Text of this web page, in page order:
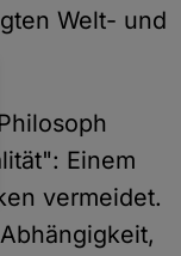
Welt- und
Einem
vermeidet.